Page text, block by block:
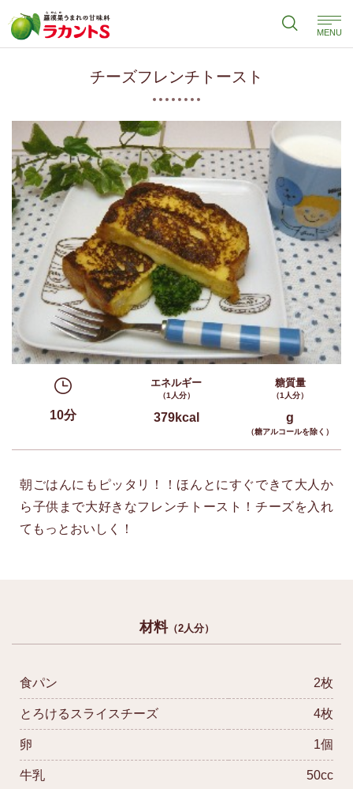
MENU
チーズフレンチトースト
10分
エネルギー
（1人分）
379kcal
糖質量
（1人分）
g
（糖アルコールを除く）
朝ごはんにもピッタリ！！ほんとにすぐできて大人か
ら子供まで大好きなフレンチトースト！チーズを入れ
てもっとおいしく！
材料（2人分）
食パン 2枚
とろけるスライスチーズ 4枚
卵 1個
牛乳 50cc